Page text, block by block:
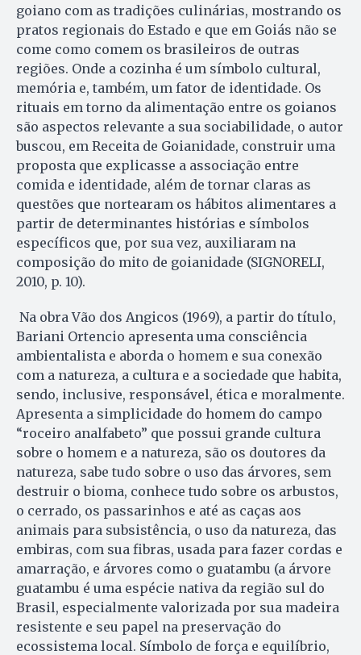
goiano com as tradições culinárias, mostrando os
pratos regionais do Estado e que em Goiás não se
come como comem os brasileiros de outras
regiões. Onde a cozinha é um símbolo cultural,
memória e, também, um fator de identidade. Os
rituais em torno da alimentação entre os goianos
são aspectos relevante a sua sociabilidade, o autor
buscou, em Receita de Goianidade, construir uma
proposta que explicasse a associação entre
comida e identidade, além de tornar claras as
questões que nortearam os hábitos alimentares a
partir de determinantes histórias e símbolos
específicos que, por sua vez, auxiliaram na
composição do mito de goianidade (SIGNORELI,
2010, p. 10).
Na obra Vão dos Angicos (1969), a partir do título,
Bariani Ortencio apresenta uma consciência
ambientalista e aborda o homem e sua conexão
com a natureza, a cultura e a sociedade que habita,
sendo, inclusive, responsável, ética e moralmente.
Apresenta a simplicidade do homem do campo
“roceiro analfabeto” que possui grande cultura
sobre o homem e a natureza, são os doutores da
natureza, sabe tudo sobre o uso das árvores, sem
destruir o bioma, conhece tudo sobre os arbustos,
o cerrado, os passarinhos e até as caças aos
animais para subsistência, o uso da natureza, das
embiras, com sua fibras, usada para fazer cordas e
amarração, e árvores como o guatambu (a árvore
guatambu é uma espécie nativa da região sul do
Brasil, especialmente valorizada por sua madeira
resistente e seu papel na preservação do
ecossistema local. Símbolo de força e equilíbrio,